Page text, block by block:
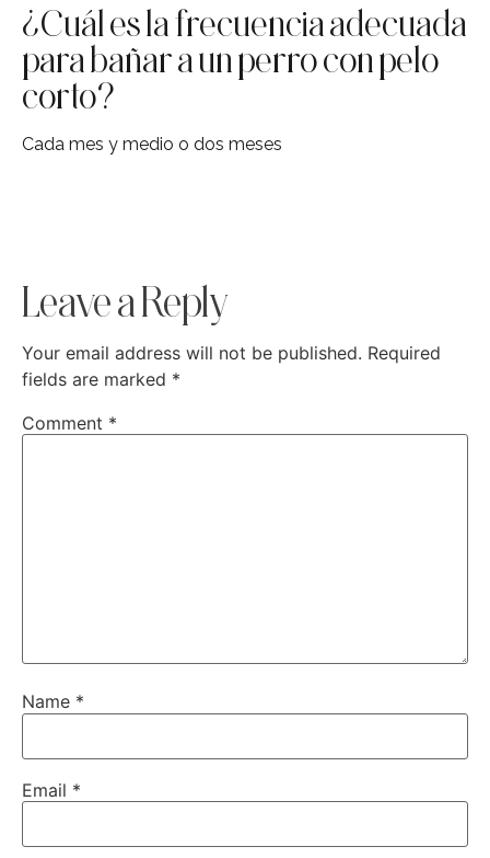
¿Cuál es la frecuencia adecuada
para bañar a un perro con pelo
corto?
Cada mes y medio o dos meses
Leave a Reply
Your email address will not be published. Required
fields are marked *
Comment *
Name *
Email *